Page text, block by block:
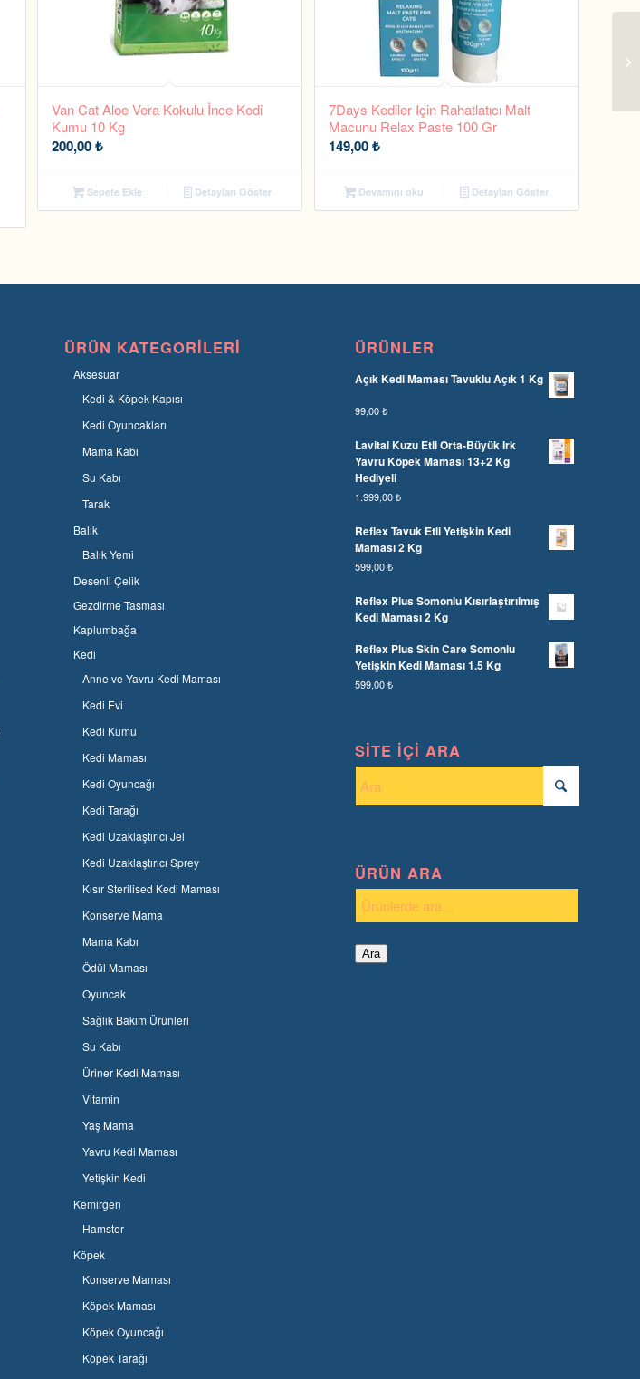
Van Cat Aloe Vera Kokulu İnce Kedi
Kumu 10 Kg
200,00₺
Sepete Ekle Detayları Göster
7Days Kediler Için Rahatlatıcı Malt
Macunu Relax Paste 100 Gr
149,00₺
Devamını oku Detayları Göster
ÜRÜN KATEGORILERI
Aksesuar
Kedi & Köpek Kapısı
Kedi Oyuncakları
Mama Kabı
Su Kabı
Tarak
Balık
Balık Yemi
Desenli Çelik
Gezdirme Tasması
Kaplumbağa
Kedi
Anne ve Yavru Kedi Maması
Kedi Evi
Kedi Kumu
Kedi Maması
Kedi Oyuncağı
Kedi Tarağı
Kedi Uzaklaştırıcı Jel
Kedi Uzaklaştırıcı Sprey
Kısır Sterilised Kedi Maması
Konserve Mama
Mama Kabı
Ödül Maması
Oyuncak
Sağlık Bakım Ürünleri
Su Kabı
Üriner Kedi Maması
Vitamin
Yaş Mama
Yavru Kedi Maması
Yetişkin Kedi
Kemirgen
Hamster
Köpek
Konserve Maması
Köpek Maması
Köpek Oyuncağı
Köpek Tarağı
ÜRÜNLER
Açık Kedi Maması Tavuklu Açık 1 Kg
99,00₺
Lavital Kuzu Etli Orta-Büyük Irk
Yavru Köpek Maması 13+2 Kg
Hediyeli
1.999,00₺
Reflex Tavuk Etli Yetişkin Kedi
Maması 2 Kg
599,00₺
Reflex Plus Somonlu Kısırlaştırılmış
Kedi Maması 2 Kg
Reflex Plus Skin Care Somonlu
Yetişkin Kedi Maması 1.5 Kg
599,00₺
SITE İÇI ARA
ÜRÜN ARA
Ara